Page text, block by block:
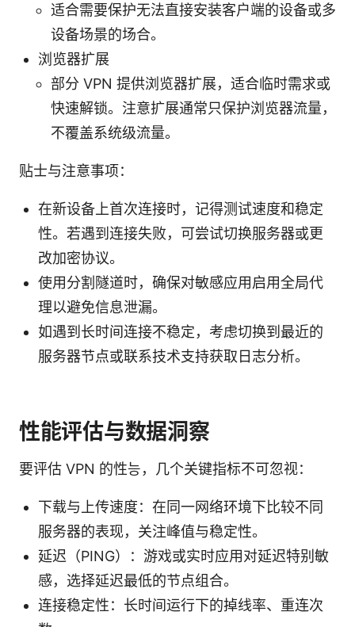
适合需要保护无法直接安装客户端的设备或多
设备场景的场合。
浏览器扩展
部分 VPN 提供浏览器扩展，适合临时需求或
快速解锁。注意扩展通常只保护浏览器流量，
不覆盖系统级流量。
贴士与注意事项：
在新设备上首次连接时，记得测试速度和稳定
性。若遇到连接失败，可尝试切换服务器或更
改加密协议。
使用分割隧道时，确保对敏感应用启用全局代
理以避免信息泄漏。
如遇到长时间连接不稳定，考虑切换到最近的
服务器节点或联系技术支持获取日志分析。
性能评估与数据洞察
要评估 VPN 的性능，几个关键指标不可忽视：
下载与上传速度：在同一网络环境下比较不同
服务器的表现，关注峰值与稳定性。
延迟（PING）：游戏或实时应用对延迟特别敏
感，选择延迟最低的节点组合。
连接稳定性：长时间运行下的掉线率、重连次